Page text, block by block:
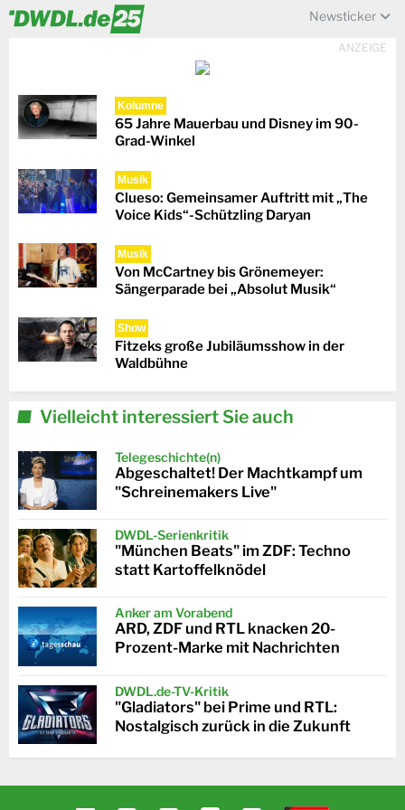
Newsticker
ANZEIGE
Kolumne
65 Jahre Mauerbau und Disney im 90-
Grad-Winkel
Musik
Clueso: Gemeinsamer Auftritt mit „The
Voice Kids“-Schützling Daryan
Musik
Von McCartney bis Grönemeyer:
Sängerparade bei „Absolut Musik“
Show
Fitzeks große Jubiläumsshow in der
Waldbühne
Vielleicht interessiert Sie auch
Telegeschichte(n)
Abgeschaltet! Der Machtkampf um
"Schreinemakers Live"
DWDL-Serienkritik
"München Beats" im ZDF: Techno
statt Kartoffelknödel
Anker am Vorabend
ARD, ZDF und RTL knacken 20-
Prozent-Marke mit Nachrichten
DWDL.de-TV-Kritik
"Gladiators" bei Prime und RTL:
Nostalgisch zurück in die Zukunft